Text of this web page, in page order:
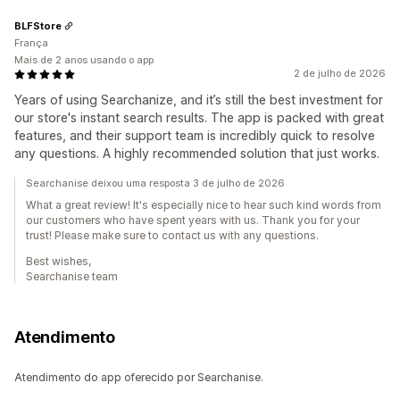
2 de julho de 2026
Years of using Searchanize, and it’s still the best investment for
our store's instant search results. The app is packed with great
features, and their support team is incredibly quick to resolve
any questions. A highly recommended solution that just works.
BLFStore
França
Mais de 2 anos usando o app
Searchanise deixou uma resposta 3 de julho de 2026
What a great review! It's especially nice to hear such kind words from
our customers who have spent years with us. Thank you for your
trust! Please make sure to contact us with any questions.
Best wishes,
Searchanise team
Atendimento
Atendimento do app oferecido por Searchanise.